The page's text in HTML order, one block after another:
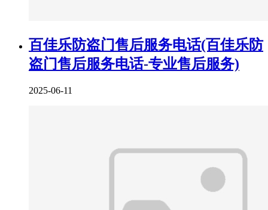
百佳乐防盗门售后服务电话(百佳乐防
盗门售后服务电话-专业售后服务)
2025-06-11